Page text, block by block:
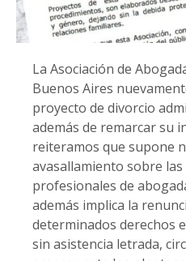
La Asociación de
Buenos Aires
proyecto de divorcio
además de remarcar su
reiteramos que supone
avasallamiento sobre
profesionales de
además implica la
determinados derechos
sin asistencia letrada,